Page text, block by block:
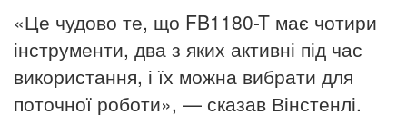
«Це чудово те, що FB1180-T має чотири
інструменти, два з яких активні під час
використання, і їх можна вибрати для
поточної роботи», — сказав Вінстенлі.